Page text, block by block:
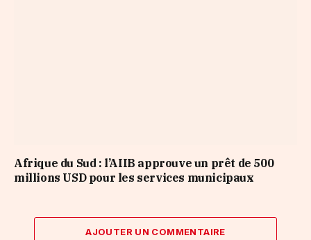
Afrique du Sud : l’AIIB approuve un prêt de 500
millions USD pour les services municipaux
AJOUTER UN COMMENTAIRE